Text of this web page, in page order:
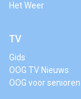
Het Weer
TV
Gids
OOG TV Nieuws
OOG voor senioren